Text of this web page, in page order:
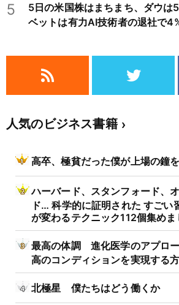
5
5日の米国株はまちまち、ダウ
ベットは有力AI技術者の退社で
人気のビジネス書籍
高卒、極貧だった僕が上場の鐘
ハーバード、スタンフォード、
ド… 科学的に証明された すごい
が変わるテクニック112個集めま
最高の体調 進化医学のアプロ
高のコンディションを実現する
北極星 僕たちはどう働くか